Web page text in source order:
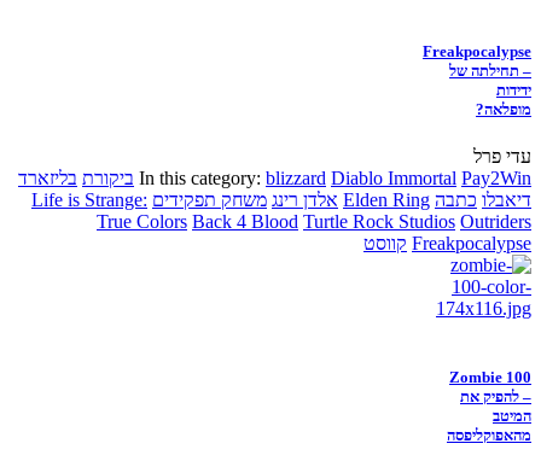
Freakpocalypse
– תחילתה של
ידידות
מופלאה?
עדי פרל
In this category: blizzard Diablo Immortal Pay2Win ביקורת בליזארד
דיאבלו כתבה Elden Ring אלדן רינג משחק תפקידים Life is Strange:
True Colors Back 4 Blood Turtle Rock Studios Outriders
Freakpocalypse קווסט
Zombie 100
– להפיק את
המיטב
מהאפוקליפסה